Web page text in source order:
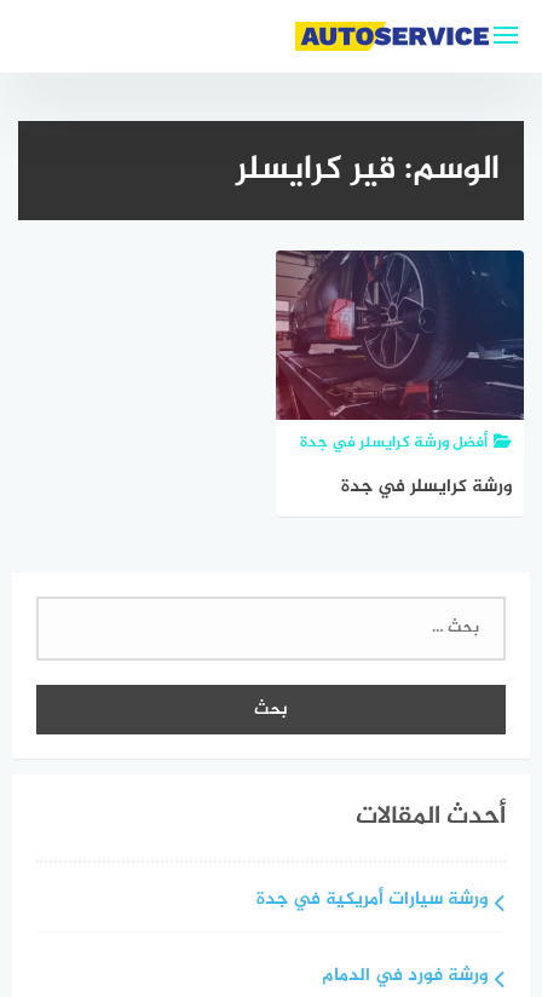
الوسم:قير كرايسلر
أفضل ورشة كرايسلر في جدة
ورشة كرايسلر في جدة
البحث
أحدث المقالات
ورشة سيارات أمريكية في جدة
ورشة فورد في الدمام